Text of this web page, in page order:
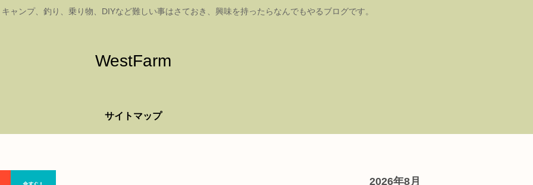
ャンプ、釣り、乗り物、DIYなど難しい事はさておき、興味を持ったらなんでもやるブログです。
WestFarm
サイトマップ
2026年8月